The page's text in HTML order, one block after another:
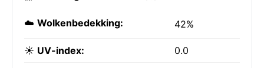
☁️ Wolkenbedekking: 42%
☀️ UV-index: 0.0